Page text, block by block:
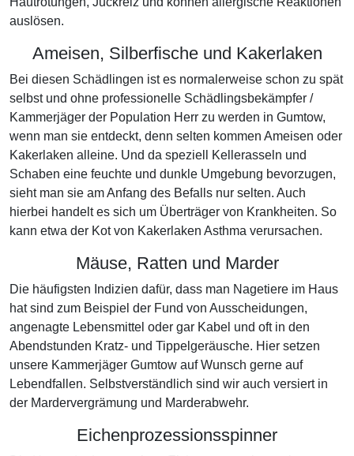
auslösen.
Ameisen, Silberfische und Kakerlaken
Bei diesen Schädlingen ist es normalerweise schon zu spät
selbst und ohne professionelle Schädlingsbekämpfer /
Kammerjäger der Population Herr zu werden in Gumtow,
wenn man sie entdeckt, denn selten kommen Ameisen oder
Kakerlaken alleine. Und da speziell Kellerasseln und
Schaben eine feuchte und dunkle Umgebung bevorzugen,
sieht man sie am Anfang des Befalls nur selten. Auch
hierbei handelt es sich um Überträger von Krankheiten. So
kann etwa der Kot von Kakerlaken Asthma verursachen.
Mäuse, Ratten und Marder
Die häufigsten Indizien dafür, dass man Nagetiere im Haus
hat sind zum Beispiel der Fund von Ausscheidungen,
angenagte Lebensmittel oder gar Kabel und oft in den
Abendstunden Kratz- und Tippelgeräusche. Hier setzen
unsere Kammerjäger Gumtow auf Wunsch gerne auf
Lebendfallen. Selbstverständlich sind wir auch versiert in
der Mardervergrämung und Marderabwehr.
Eichenprozessionsspinner